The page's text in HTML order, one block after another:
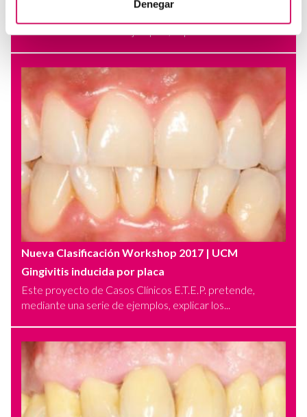
Denegar
Nueva Clasificación Workshop 2017 | UCM
Gingivitis inducida por placa
Este proyecto de Casos Clínicos E.T.E.P. pretende,
mediante una serie de ejemplos, explicar los...